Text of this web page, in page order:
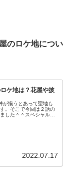
のロケ地につい
ケ地は？花屋や披
が揃うとあって聖地も
。そこで今回は２話の
した＾＾スペシャルゲ
2022.07.17